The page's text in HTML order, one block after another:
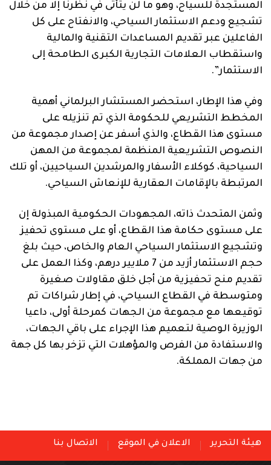
المستجدة للسياح، وهو ما لن يتأتى في نظرنا إلا من خلال
تشجيع ودعم الاستثمار السياحي، والانفتاح على كل
الفاعلين عبر تقديم المساعدات التقنية والمالية
واستقطاب العلامات التجارية الكبرى الطامحة إلى
الاستثمار”.
وفي هذا الإطار، استحضر المستشار البرلماني أهمية
المخطط التشريعي للحكومة الذي تم تنزيله على
مستوى هذا القطاع، والذي أسفر عن إصدار مجموعة من
النصوص التشريعية المنظمة لمجموعة من المهن
السياحية، كوكلاء الأسفار والمرشدين السياحيين، أو تلك
المرتبطة بالإقامات العقارية للإنعاش السياحي.
وثمن المتحدث ذاته، المجهودات الحكومية المبذولة إن
على مستوى حكامة هذا القطاع، أو على مستوى تحفيز
وتشجيع الاستثمار السياحي العام والخاص، حيث بلغ
حجم الاستثمار أزيد من 7 ملايير درهم، وكذا العمل على
تقديم منح تحفيزية من أجل خلق مقاولات صغيرة
ومتوسطة في القطاع السياحي، في إطار شراكات تم
توقيعها مع مجموعة من الجهات كمرحلة أولى، داعيا
الوزيرة الوصية لتعميم هذا الإجراء على باقي الجهات،
والاستفادة من الفرص والمؤهلات التي تزخر بها كل جهة
من جهات المملكة.
هيئة التحرير الاعلان في الموقع الاتصال بنا